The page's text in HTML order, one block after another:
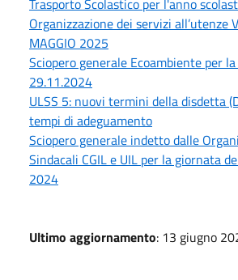
Organizzazione dei servizi all’utenze
MAGGIO 2025
Sciopero generale Ecoambiente per
29.11.2024
ULSS 5: nuovi termini della disdetta
tempi di adeguamento
Sciopero generale indetto dalle
Sindacali CGIL e UIL per la giornata
2024
Ultimo aggiornamento: 13 giugno